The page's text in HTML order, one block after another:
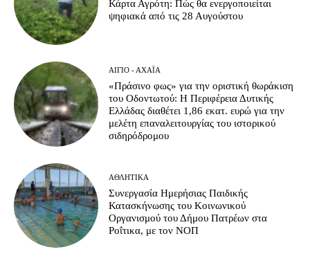
Κάρτα Αγρότη: Πώς θα ενεργοποιείται
ψηφιακά από τις 28 Αυγούστου
ΑΊΓΙΟ - ΑΧΑΪ́Α
«Πράσινο φως» για την οριστική θωράκιση
του Οδοντωτού: Η Περιφέρεια Δυτικής
Ελλάδας διαθέτει 1,86 εκατ. ευρώ για την
μελέτη επαναλειτουργίας του ιστορικού
σιδηρόδρομου
ΑΘΛΗΤΙΚΆ
Συνεργασία Ημερήσιας Παιδικής
Κατασκήνωσης του Κοινωνικού
Οργανισμού του Δήμου Πατρέων στα
Ροΐτικα, με τον ΝΟΠ